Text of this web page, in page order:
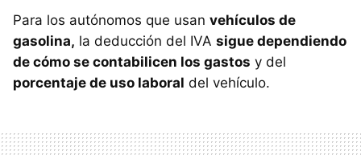
Para los autónomos que usan vehículos de
gasolina, la deducción del IVA sigue dependiendo
de cómo se contabilicen los gastos y del
porcentaje de uso laboral del vehículo.